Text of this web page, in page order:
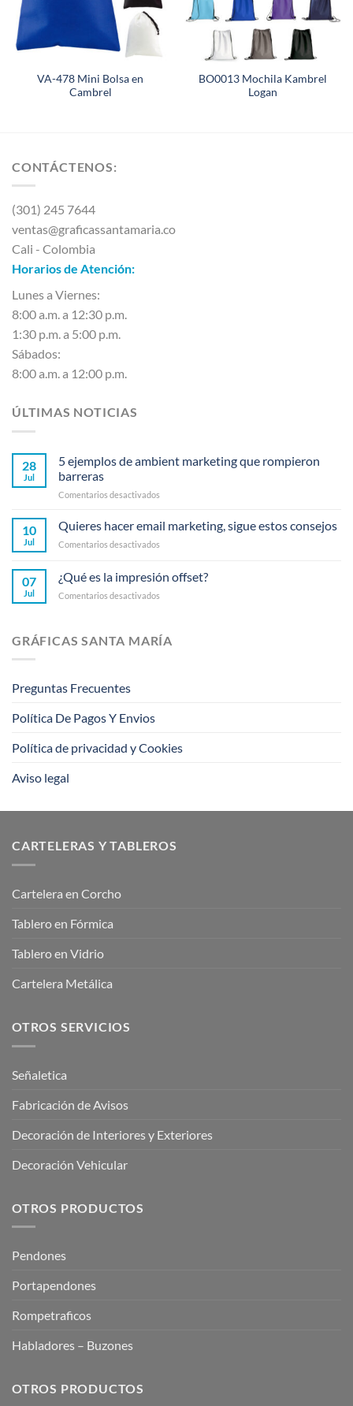
VA-478 Mini Bolsa en
Cambrel
BO0013 Mochila Kambrel
Logan
CONTÁCTENOS:
(301) 245 7644
ventas@graficassantamaria.co
Cali - Colombia
Horarios de Atención:
Lunes a Viernes:
8:00 a.m. a 12:30 p.m.
1:30 p.m. a 5:00 p.m.
Sábados:
8:00 a.m. a 12:00 p.m.
ÚLTIMAS NOTICIAS
28
Jul
5 ejemplos de ambient marketing que rompieron
barreras
Comentarios desactivados
ejemplos
de
ambient
que
barreras
10
Jul
Quieres hacer email marketing, sigue estos consejos
Comentarios desactivados
email
marketing,
consejos
07
Jul
¿Qué es la impresión offset?
Comentarios desactivados
la
impresión
GRÁFICAS SANTA MARÍA
Preguntas Frecuentes
Política De Pagos Y Envios
Política de privacidad y Cookies
Aviso legal
CARTELERAS Y TABLEROS
Cartelera en Corcho
Tablero en Fórmica
Tablero en Vidrio
Cartelera Metálica
OTROS SERVICIOS
Señaletica
Fabricación de Avisos
Decoración de Interiores y Exteriores
Decoración Vehicular
OTROS PRODUCTOS
Pendones
Portapendones
Rompetraficos
Habladores – Buzones
OTROS PRODUCTOS